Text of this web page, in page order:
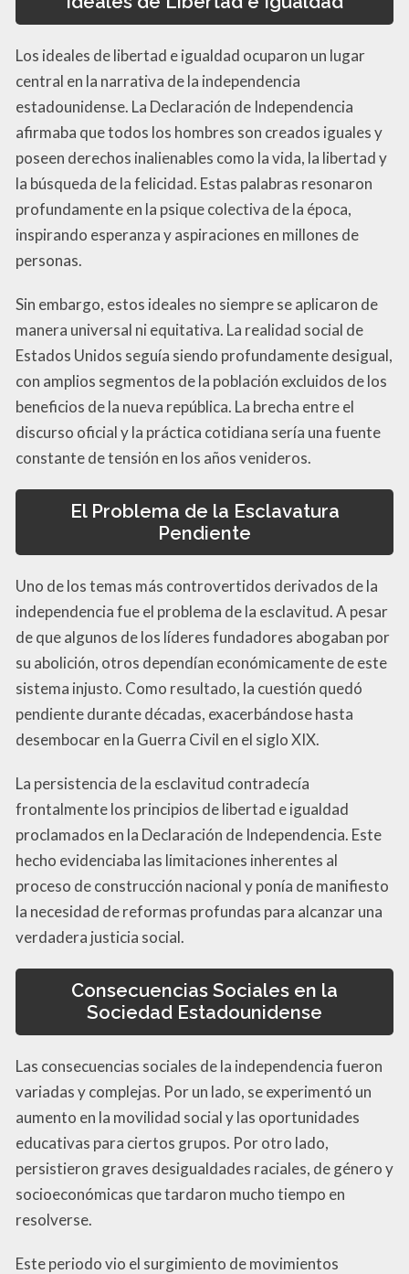
Los ideales de libertad e igualdad ocuparon un lugar
central en la narrativa de la independencia
estadounidense. La Declaración de Independencia
afirmaba que todos los hombres son creados iguales y
poseen derechos inalienables como la vida, la libertad y
la búsqueda de la felicidad. Estas palabras resonaron
profundamente en la psique colectiva de la época,
inspirando esperanza y aspiraciones en millones de
personas.
Sin embargo, estos ideales no siempre se aplicaron de
manera universal ni equitativa. La realidad social de
Estados Unidos seguía siendo profundamente desigual,
con amplios segmentos de la población excluidos de los
beneficios de la nueva república. La brecha entre el
discurso oficial y la práctica cotidiana sería una fuente
constante de tensión en los años venideros.
El Problema de la Esclavatura
Pendiente
Uno de los temas más controvertidos derivados de la
independencia fue el problema de la esclavitud. A pesar
de que algunos de los líderes fundadores abogaban por
su abolición, otros dependían económicamente de este
sistema injusto. Como resultado, la cuestión quedó
pendiente durante décadas, exacerbándose hasta
desembocar en la Guerra Civil en el siglo XIX.
La persistencia de la esclavitud contradecía
frontalmente los principios de libertad e igualdad
proclamados en la Declaración de Independencia. Este
hecho evidenciaba las limitaciones inherentes al
proceso de construcción nacional y ponía de manifiesto
la necesidad de reformas profundas para alcanzar una
verdadera justicia social.
Consecuencias Sociales en la
Sociedad Estadounidense
Las consecuencias sociales de la independencia fueron
variadas y complejas. Por un lado, se experimentó un
aumento en la movilidad social y las oportunidades
educativas para ciertos grupos. Por otro lado,
persistieron graves desigualdades raciales, de género y
socioeconómicas que tardaron mucho tiempo en
resolverse.
Este periodo vio el surgimiento de movimientos